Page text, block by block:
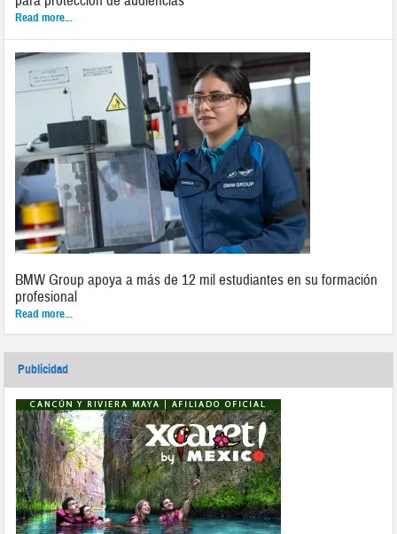
Read more...
BMW Group apoya a más de 12 mil estudiantes en su formación
profesional
Read more...
Publicidad